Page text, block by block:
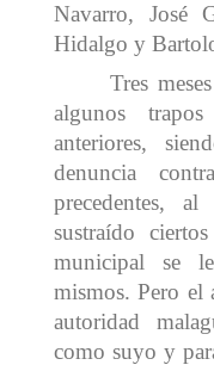
Navarro, José
Hidalgo y
Tres
algunos
anteriores,
denuncia
precedentes,
sustraído
municipal se
mismos. Pero el
autoridad
como suyo y